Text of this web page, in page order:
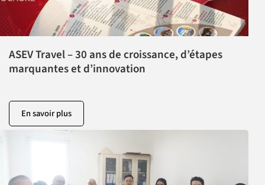
ASEV Travel – 30 ans de croissance, d’étapes
marquantes et d’innovation
En savoir plus